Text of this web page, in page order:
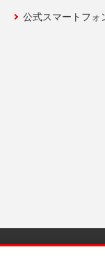
公式スマートフォ